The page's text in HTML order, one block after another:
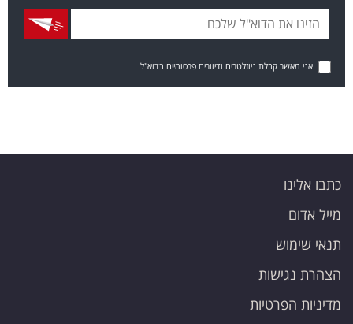
אני מאשר קבלת ניוזלטרים ודיוורים פרסומיים בדוא"ל
כתבו אלינו
מייל אדום
תנאי שימוש
הצהרת נגישות
מדיניות הפרטיות